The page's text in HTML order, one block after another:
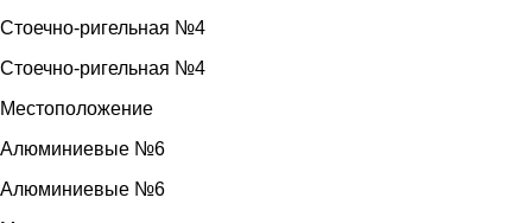
Стоечно-ригельная №4
Стоечно-ригельная №4
Местоположение
Алюминиевые №6
Алюминиевые №6